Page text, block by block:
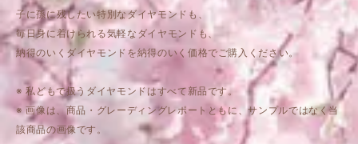
子に孫に残したい特別なダイヤモンドも、
毎日身に着けられる気軽なダイヤモンドも、
納得のいくダイヤモンドを納得のいく価格でご購入ください。
※ 私どもで扱うダイヤモンドはすべて新品です。
※ 画像は、商品・グレーディングレポートともに、サンプルではなく当
該商品の画像です。